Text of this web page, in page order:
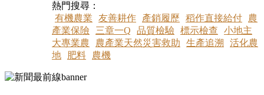
熱門搜尋：
有機農業
友善耕作 產銷履歷 稻作直接給付
農
產業保險
三章一Q 品質檢驗 標示檢查
小地主
大專業農
農產業天然災害救助 生產追溯
活化農
地
肥料 農機